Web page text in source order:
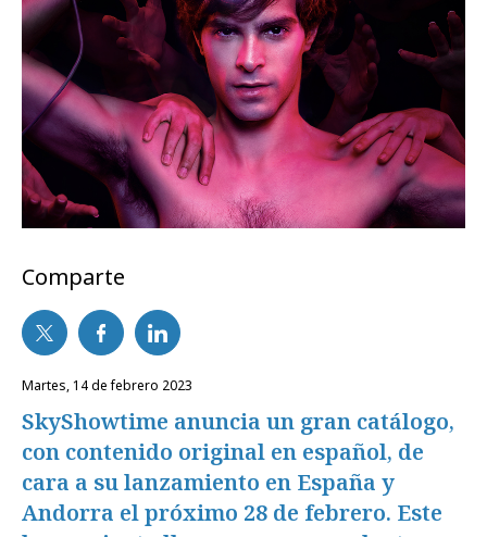
Comparte
martes, 14 de febrero 2023
SkyShowtime anuncia un gran catálogo,
con contenido original en español, de
cara a su lanzamiento en España y
Andorra el próximo 28 de febrero. Este